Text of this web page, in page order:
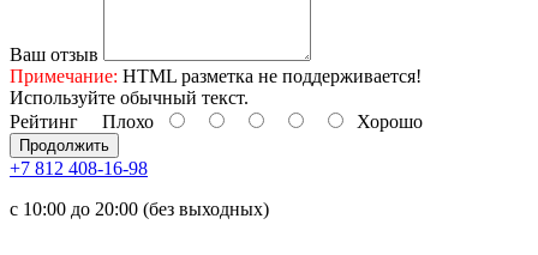
Ваш отзыв
Примечание: HTML разметка не поддерживается!
Используйте обычный текст.
Рейтинг Плохо Хорошо
Продолжить
+7 812 408-16-98
с 10:00 до 20:00 (без выходных)